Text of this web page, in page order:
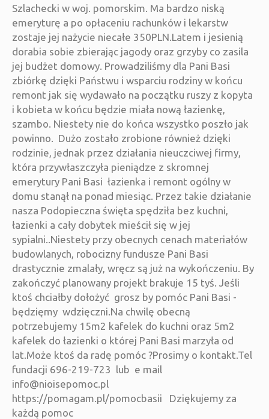
Szlachecki w woj. pomorskim. Ma bardzo niską
emeryturę a po opłaceniu rachunków i lekarstw
zostaje jej nażycie niecałe 350PLN.Latem i jesienią
dorabia sobie zbierając jagody oraz grzyby co zasila
jej budżet domowy. Prowadziliśmy dla Pani Basi
zbiórkę dzięki Państwu i wsparciu rodziny w końcu
remont jak się wydawało na początku ruszy z kopyta
i kobieta w końcu będzie miała nową łazienkę,
szambo. Niestety nie do końca wszystko poszło jak
powinno. Dużo zostało zrobione również dzięki
rodzinie, jednak przez działania nieuczciwej firmy,
która przywłaszczyła pieniądze z skromnej
emerytury Pani Basi łazienka i remont ogólny w
domu stanął na ponad miesiąc. Przez takie działanie
nasza Podopieczna święta spędziła bez kuchni,
łazienki a cały dobytek mieścił się w jej
sypialni..Niestety przy obecnych cenach materiałów
budowlanych, robocizny fundusze Pani Basi
drastycznie zmalały, wręcz są już na wykończeniu. By
zakończyć planowany projekt brakuje 15 tyś. Jeśli
ktoś chciałby dołożyć grosz by pomóc Pani Basi -
będzięmy wdzięczni.Na chwilę obecną
potrzebujemy 15m2 kafelek do kuchni oraz 5m2
kafelek do łazienki o której Pani Basi marzyła od
lat.Może ktoś da radę pomóc ?Prosimy o kontakt.Tel
fundacji 696-219-723 lub e mail
info@nioisepomoc.pl
https://pomagam.pl/pomocbasii Dziękujemy za
każdą pomoc